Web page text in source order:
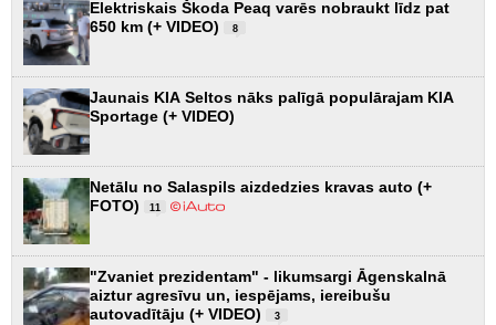
Elektriskais Škoda Peaq varēs nobraukt līdz pat
650 km (+ VIDEO)
8
Jaunais KIA Seltos nāks palīgā populārajam KIA
Sportage (+ VIDEO)
Netālu no Salaspils aizdedzies kravas auto (+
FOTO)
11
"Zvaniet prezidentam" - likumsargi Āgenskalnā
aiztur agresīvu un, iespējams, iereibušu
autovadītāju (+ VIDEO)
3